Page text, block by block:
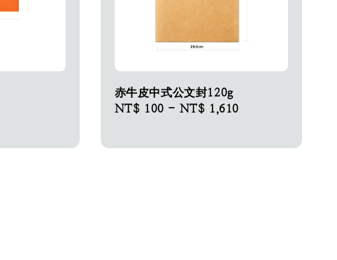
赤牛皮中式公文封120g
Regular
NT$ 100 - NT$ 1,610